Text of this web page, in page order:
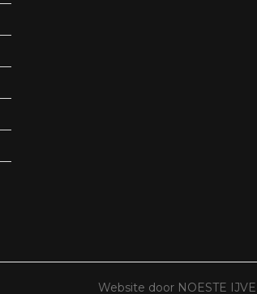
Website door NOESTE